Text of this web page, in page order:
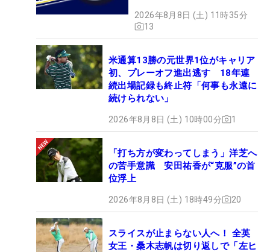
2026年8月8日 (土) 11時35分
13
米通算13勝の元世界1位がキャリア
初、プレーオフ進出逃す 18年連
続出場記録も終止符「何事も永遠に
続けられない」
2026年8月8日 (土) 10時00分 1
「打ち方が変わってしまう」洋芝へ
の苦手意識 安田祐香が“克服”の首
位浮上
2026年8月8日 (土) 18時49分 20
スライスが止まらない人へ！ 全英
女王・桑木志帆は切り返しで「左ヒ